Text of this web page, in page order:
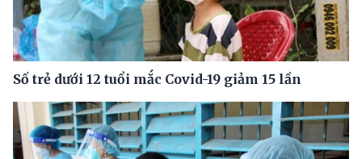
Số trẻ dưới 12 tuổi mắc Covid-19 giảm 15 lần